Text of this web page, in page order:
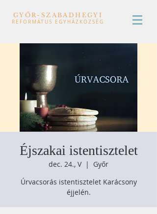
GYŐR-SZABADHEGYI
REFORMÁTUS EGYHÁZKÖZSÉG
Éjszakai istentisztelet
dec. 24., V
  |
Győr
Úrvacsorás istentisztelet Karácsony
éjjelén.